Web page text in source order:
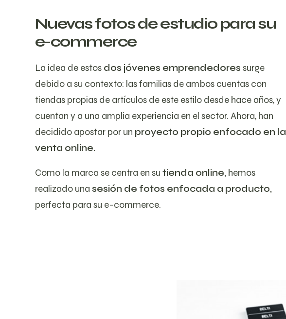
Nuevas fotos de estudio para su
e-commerce
La idea de estos dos jóvenes emprendedores surge
debido a su contexto: las familias de ambos cuentas con
tiendas propias de artículos de este estilo desde hace años, y
cuentan y a una amplia experiencia en el sector. Ahora, han
decidido apostar por un proyecto propio enfocado en la
venta online.
Como la marca se centra en su tienda online, hemos
realizado una sesión de fotos enfocada a producto,
perfecta para su e-commerce.